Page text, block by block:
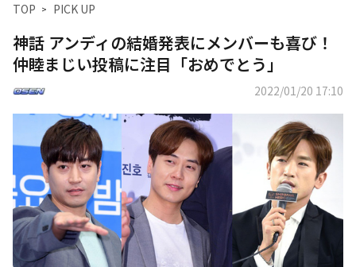
TOP PICK UP
神話 アンディの結婚発表にメンバーも喜び！
仲睦まじい投稿に注目「おめでとう」
2022/01/20 17:10